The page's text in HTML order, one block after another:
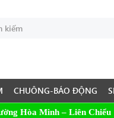
CHUÔNG-BÁO ĐỘNG
Hòa Minh – Liên Chiểu